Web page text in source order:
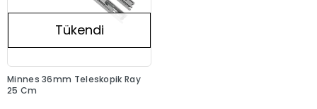
Tükendi
Minnes 36mm Teleskopik Ray
25 Cm